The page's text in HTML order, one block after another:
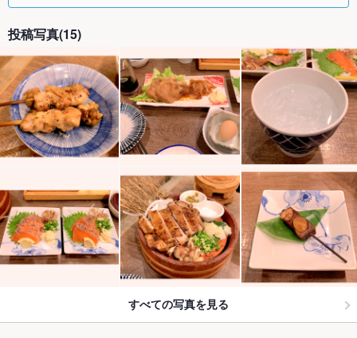
投稿写真(15)
すべての写真を見る